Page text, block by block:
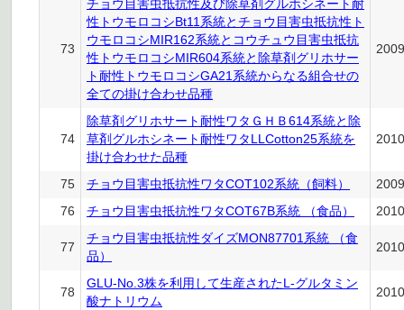
73
チョウ目害虫抵抗性及び除草剤グルホシネート耐
性トウモロコシBt11系統とチョウ目害虫抵抗性ト
ウモロコシMIR162系統とコウチュウ目害虫抵抗
性トウモロコシMIR604系統と除草剤グリホサー
ト耐性トウモロコシGA21系統からなる組合せの
全ての掛け合わせ品種
74
除草剤グリホサート耐性ワタＧＨＢ614系統と除
草剤グルホシネート耐性ワタLLCotton25系統を
掛け合わせた品種
75 チョウ目害虫抵抗性ワタCOT102系統（飼料）
76
チョウ目害虫抵抗性ワタCOT67B系統 （食品）
77
チョウ目害虫抵抗性ダイズMON87701系統 （食
品）
78
GLU-No.3株を利用して生産されたL-グルタミン
酸ナトリウム